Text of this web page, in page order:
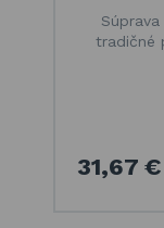
tradičné
31,67 €